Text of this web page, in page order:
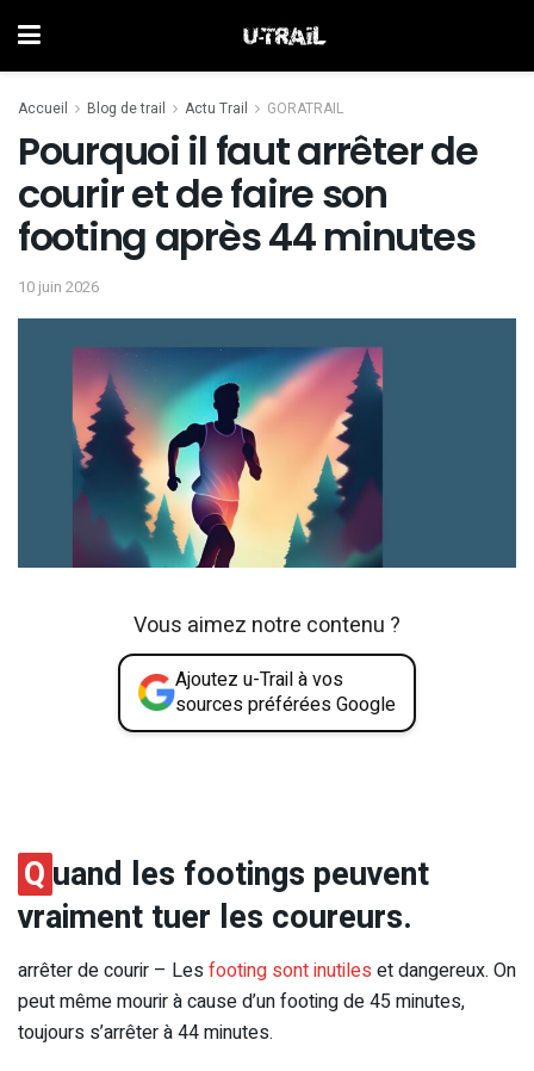
Accueil Blog de trail Actu Trail GORATRAIL
Pourquoi il faut arrêter de
courir et de faire son
footing après 44 minutes
10 juin 2026
Vous aimez notre contenu ?
Ajoutez u-Trail à vos
sources préférées Google
Q uand les footings peuvent
vraiment tuer les coureurs.
arrêter de courir – Lesfooting sont inutiles et dangereux. On
peut même mourir à cause d’un footing de 45 minutes,
toujours s’arrêter à 44 minutes.